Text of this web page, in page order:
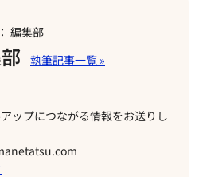
編集部
ップにつながる情報をお送りし